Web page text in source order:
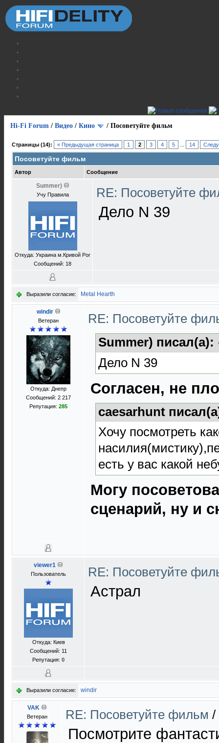
Hi-Fi Forum / Видео / Кино / Посоветуйте фильм
Страницы (14): « Предыдущая страница 1 2 3 4 5 14
Посоветуйте фильм
Автор Сообщение
Summer)
Учу Правила
Откуда: Украина м.Кривой Рог
Сообщений: 18
RE: Посоветуйте
Дело N 39
Выразили согласие: Metal Hearth
windir
Ветеран
Откуда: Днепр
Сообщений: 2 217
Репутация: 285
RE: Посоветуйте
Summer) писал(а):
Дело N 39
Согласен, не
caesarhunt
Хочу посмотреть
есть у вас какой
Могу
сценарий, ну и
viewer1
Пользователь
Откуда: Киев
Сообщений: 11
Репутация: 0
RE: Посоветуйте
Астрал
Выразили согласие: windir
VAK
Ветеран RE: Посоветуйте фильм /
Посмотрите